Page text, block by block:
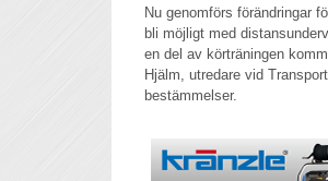
Nu genomförs förändringar
bli möjligt med
en del av körträningen
Hjälm, utredare vid
bestämmelser.